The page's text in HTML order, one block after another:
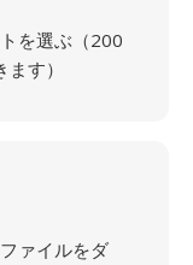
を選ぶ（200
す）
ァイルをダ